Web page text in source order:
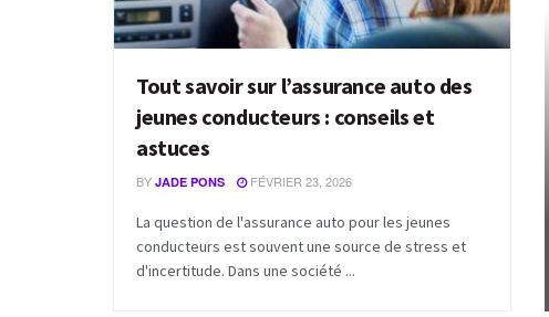
Tout savoir sur l’assurance auto des
jeunes conducteurs : conseils et
astuces
BY JADE PONS FÉVRIER 23, 2026
La question de l'assurance auto pour les jeunes
conducteurs est souvent une source de stress et
d'incertitude. Dans une société ...